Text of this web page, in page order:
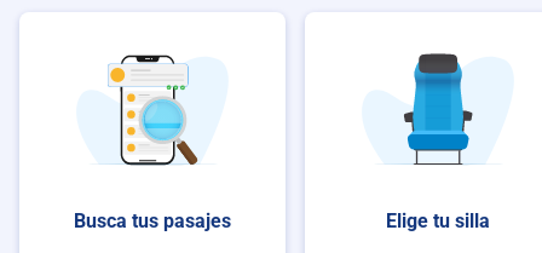
Busca tus pasajes Elige tu silla